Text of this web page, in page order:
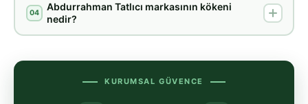
04
Abdurrahman Tatlıcı markasının kökeni
nedir?
KURUMSAL GÜVENCE